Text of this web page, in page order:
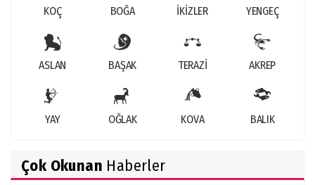
KOÇ BOĞA İKİZLER YENGEÇ
ASLAN BAŞAK TERAZİ AKREP
YAY OĞLAK KOVA BALIK
Çok Okunan Haberler